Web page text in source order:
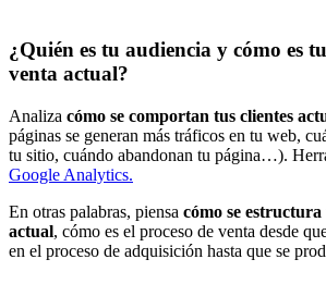
¿Quién es tu audiencia y cómo es
venta actual?
Analiza cómo se comportan tus clientes
páginas se generan más tráficos en tu web,
tu sitio, cuándo abandonan tu página…).
Google Analytics.
En otras palabras, piensa cómo se
actual, cómo es el proceso de venta desde
en el proceso de adquisición hasta que se